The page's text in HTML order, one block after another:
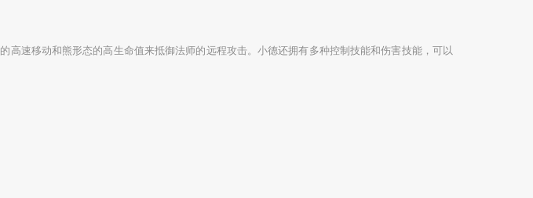
速移动和熊形态的高生命值来抵御法师的远程攻击。小德还拥有多种控制技能和伤害技能，可以